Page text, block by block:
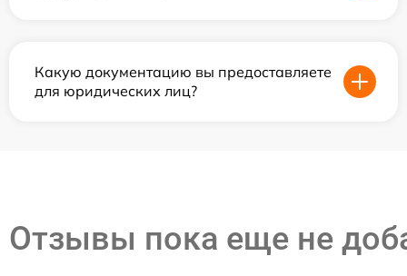
Какую документацию вы предоставляете
для юридических лиц?
Отзывы пока еще не